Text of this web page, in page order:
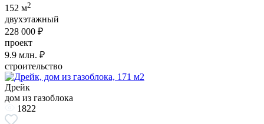
152 м2
двухэтажный
228 000 ₽
проект
9.9 млн. ₽
строительство
Дрейк
дом из газоблока
1822